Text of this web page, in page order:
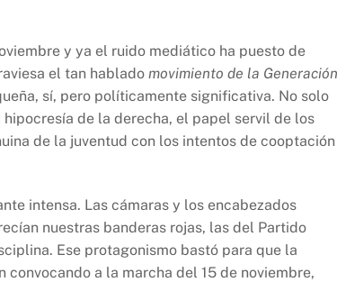
y ya el ruido mediático ha puesto de
el tan hablado movimiento de la
sí, pero políticamente significativa. No solo
de la derecha, el papel servil de los
de la juventud con los intentos de cooptación
intensa. Las cámaras y los encabezados
nuestras banderas rojas, las del Partido
Ese protagonismo bastó para que la
a la marcha del 15 de noviembre,